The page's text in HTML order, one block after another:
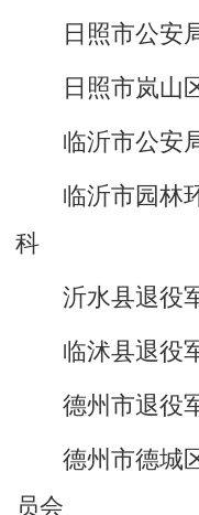
日照市公安
日照市岚山
临沂市公安
临沂市园林
科
沂水县退役
临沭县退役
德州市退役
德州市德城
员会